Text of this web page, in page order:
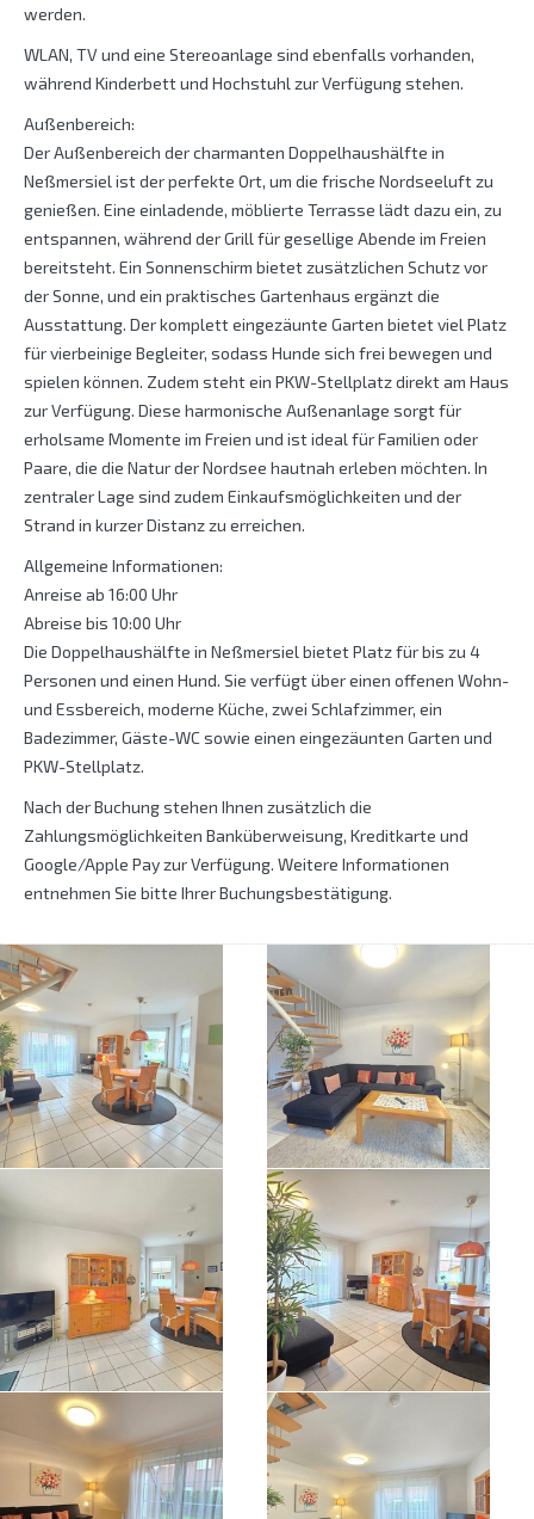
werden.
WLAN, TV und eine Stereoanlage sind ebenfalls vorhanden,
während Kinderbett und Hochstuhl zur Verfügung stehen.
Außenbereich:
Der Außenbereich der charmanten Doppelhaushälfte in
Neßmersiel ist der perfekte Ort, um die frische Nordseeluft zu
genießen. Eine einladende, möblierte Terrasse lädt dazu ein, zu
entspannen, während der Grill für gesellige Abende im Freien
bereitsteht. Ein Sonnenschirm bietet zusätzlichen Schutz vor
der Sonne, und ein praktisches Gartenhaus ergänzt die
Ausstattung. Der komplett eingezäunte Garten bietet viel Platz
für vierbeinige Begleiter, sodass Hunde sich frei bewegen und
spielen können. Zudem steht ein PKW-Stellplatz direkt am Haus
zur Verfügung. Diese harmonische Außenanlage sorgt für
erholsame Momente im Freien und ist ideal für Familien oder
Paare, die die Natur der Nordsee hautnah erleben möchten. In
zentraler Lage sind zudem Einkaufsmöglichkeiten und der
Strand in kurzer Distanz zu erreichen.
Allgemeine Informationen:
Anreise ab 16:00 Uhr
Abreise bis 10:00 Uhr
Die Doppelhaushälfte in Neßmersiel bietet Platz für bis zu 4
Personen und einen Hund. Sie verfügt über einen offenen Wohn-
und Essbereich, moderne Küche, zwei Schlafzimmer, ein
Badezimmer, Gäste-WC sowie einen eingezäunten Garten und
PKW-Stellplatz.
Nach der Buchung stehen Ihnen zusätzlich die
Zahlungsmöglichkeiten Banküberweisung, Kreditkarte und
Google/Apple Pay zur Verfügung. Weitere Informationen
entnehmen Sie bitte Ihrer Buchungsbestätigung.